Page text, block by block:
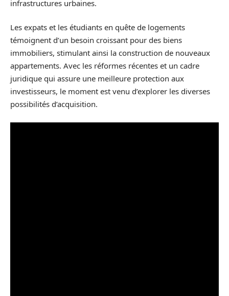
infrastructures urbaines.
Les expats et les étudiants en quête de logements
témoignent d’un besoin croissant pour des biens
immobiliers, stimulant ainsi la construction de nouveaux
appartements. Avec les réformes récentes et un cadre
juridique qui assure une meilleure protection aux
investisseurs, le moment est venu d’explorer les diverses
possibilités d’acquisition.